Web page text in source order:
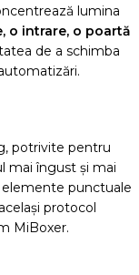
lumina
o intrare, o poartă
de a schimba
potrivite pentru
mai îngust și mai
punctuale
protocol
MiBoxer.